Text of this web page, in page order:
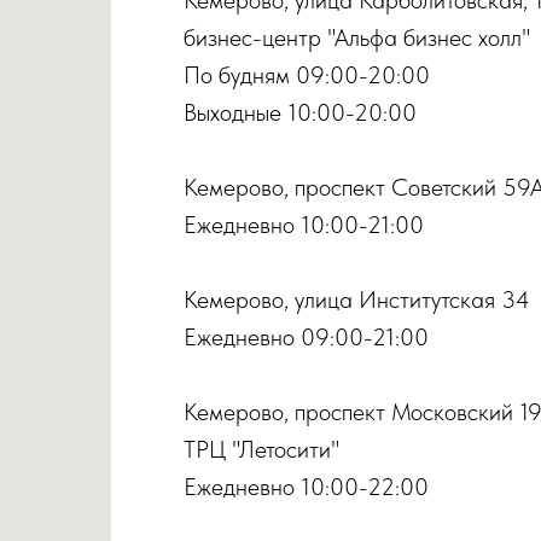
бизнес-центр "Альфа бизнес холл"
По будням 09:00-20:00
Выходные 10:00-20:00
Кемерово, проспект Советский
Ежедневно 10:00-21:00
Кемерово, улица Институтская 34
Ежедневно 09:00-21:00
Кемерово, проспект Московский 19
ТРЦ "Летосити"
Ежедневно 10:00-22:00